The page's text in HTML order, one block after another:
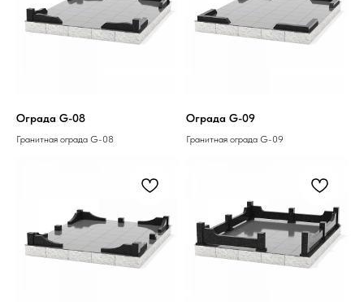
Ограда G-08
Гранитная ограда G-08
Ограда G-09
Гранитная ограда G-09